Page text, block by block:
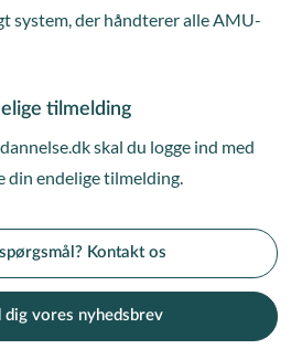
system, der håndterer alle AMU-
tilmelding
skal du logge ind med
din endelige tilmelding.
Kontakt os
dig vores nyhedsbrev